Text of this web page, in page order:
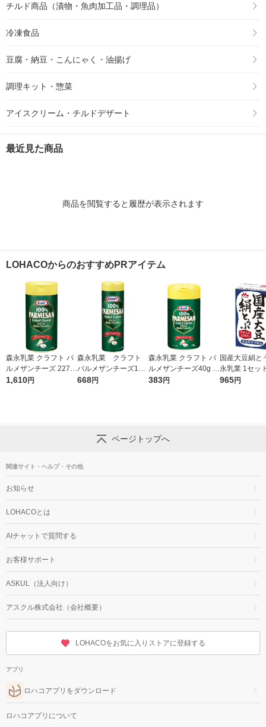
チルド商品（漬物・魚肉加工品・調理品）
冷凍食品
豆腐・納豆・こんにゃく・油揚げ
調理キット・惣菜
アイスクリーム・チルドデザート
最近見た商品
商品を閲覧すると履歴が表示されます
LOHACOからのおすすめPRアイテム
森永乳業 クラフト パ
ルメザンチーズ 227g
1個 大容量 粉チーズ 1
1,610円
森永乳業 クラフト
パルメザンチーズ10
0％ 80g 1個 粉チ
668円
森永乳業 クラフト パ
ルメザンチーズ40g 1
個 粉チーズ 100% パ
383円
国産大豆絹と
永乳業 1セッ
5） 常温保存
965円
ページトップへ
関連サイト・ヘルプ・その他
お知らせ
LOHACOとは
AIチャットで質問する
お客様サポート
ASKUL（法人向け）
アスクル株式会社（会社概要）
LOHACOをお気に入りストアに登録する
アプリ
ロハコアプリをダウンロード
ロハコアプリについて